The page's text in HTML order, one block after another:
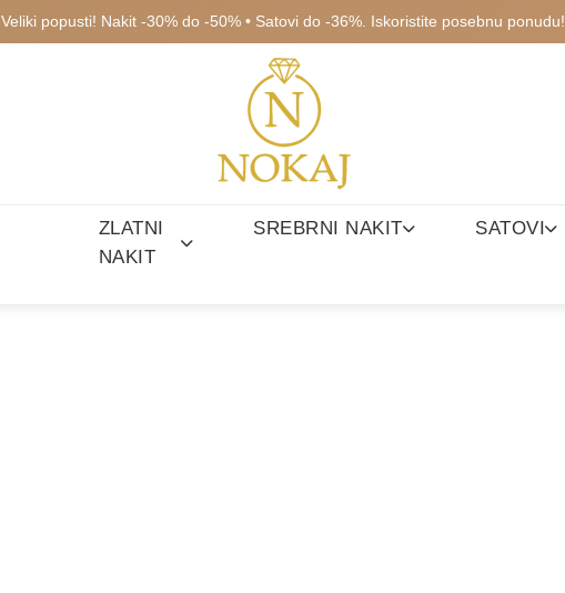
Veliki popusti! Nakit -30% do -50% • Satovi do -36%. Iskoristite posebnu ponudu!
ZLATNI
NAKIT
SREBRNI NAKIT SATOVI